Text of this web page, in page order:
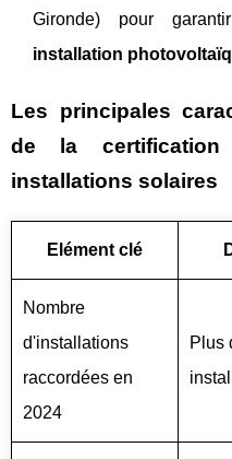
Gironde) pour
installation
Les principales
de la
installations solaires
Elément clé
Nombre
d'installations
raccordées en
2024
Plus